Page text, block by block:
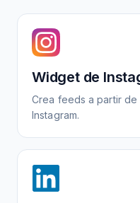
Widget de
Crea feeds a partir
Instagram.